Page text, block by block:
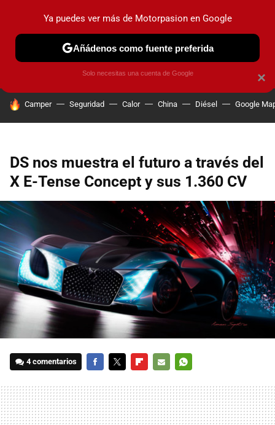
PRUEBAS COCHES ELÉCTRICOS OBSERVATORIO
HOY SE HABLA DE
Camper Seguridad Calor China Diésel Google
DS nos muestra el futuro a través del
X E-Tense Concept y sus 1.360 CV
4 comentarios
MAIL
×
Ya puedes ver más de Motorpasion en Google
Añádenos como fuente preferida
Solo necesitas una cuenta de Google